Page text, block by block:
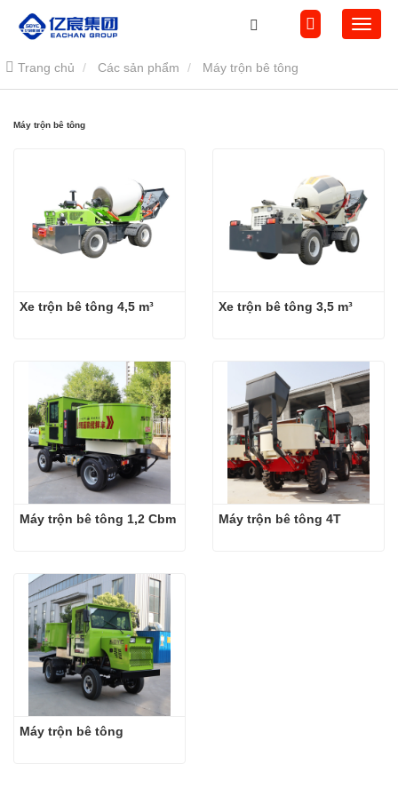
Trang chủ Các sản phẩm Máy trộn bê tông
Máy trộn bê tông
Xe trộn bê tông 4,5 m³ Xe trộn bê tông 3,5 m³
Máy trộn bê tông 1,2 Cbm Máy trộn bê tông 4T
Máy trộn bê tông